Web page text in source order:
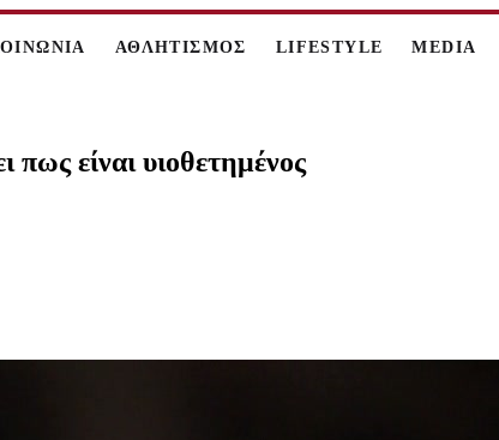
ΑΘΛΗΤΙΣΜΟΣ LIFESTYLE MEDIA
είναι υιοθετημένος